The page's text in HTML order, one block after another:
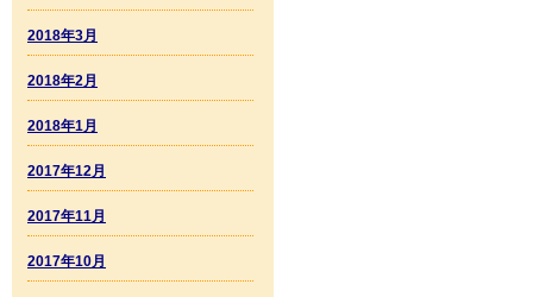
2018年3月
2018年2月
2018年1月
2017年12月
2017年11月
2017年10月